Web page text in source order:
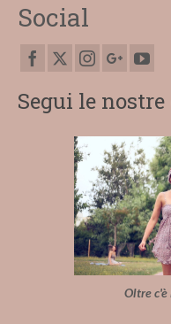
Social
Segui le
Oltre c'è